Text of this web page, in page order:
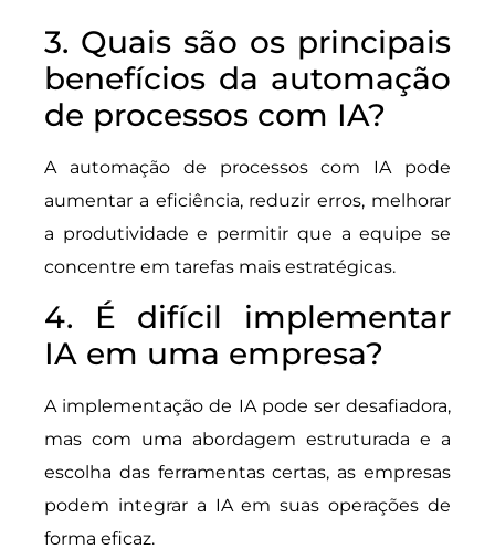
3. Quais são os principais
benefícios da automação
de processos com IA?
A automação de processos com IA pode
aumentar a eficiência, reduzir erros, melhorar
a produtividade e permitir que a equipe se
concentre em tarefas mais estratégicas.
4. É difícil implementar
IA em uma empresa?
A implementação de IA pode ser desafiadora,
mas com uma abordagem estruturada e a
escolha das ferramentas certas, as empresas
podem integrar a IA em suas operações de
forma eficaz.